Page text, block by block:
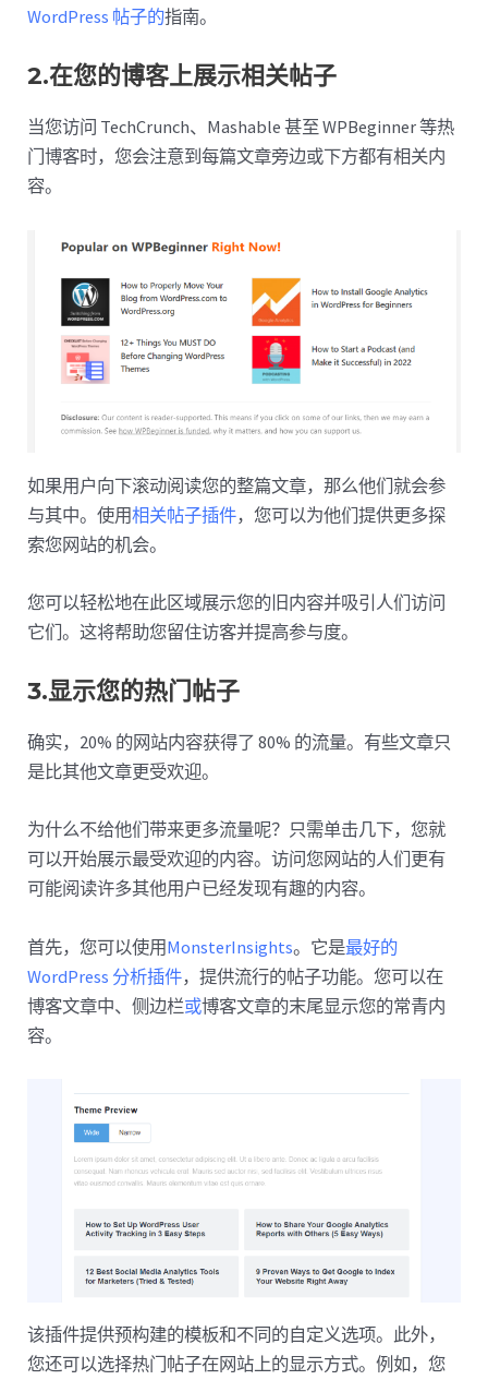
WordPress 帖子的指南。
2.在您的博客上展示相关帖子
当您访问 TechCrunch、Mashable 甚至 WPBeginner 等热
门博客时，您会注意到每篇文章旁边或下方都有相关内
容。
如果用户向下滚动阅读您的整篇文章，那么他们就会参
与其中。使用相关帖子插件，您可以为他们提供更多探
索您网站的机会。
您可以轻松地在此区域展示您的旧内容并吸引人们访问
它们。这将帮助您留住访客并提高参与度。
3.显示您的热门帖子
确实，20% 的网站内容获得了 80% 的流量。有些文章只
是比其他文章更受欢迎。
为什么不给他们带来更多流量呢？只需单击几下，您就
可以开始展示最受欢迎的内容。访问您网站的人们更有
可能阅读许多其他用户已经发现有趣的内容。
首先，您可以使用MonsterInsights。它是最好的
WordPress 分析插件，提供流行的帖子功能。您可以在
博客文章中、侧边栏或博客文章的末尾显示您的常青内
容。
该插件提供预构建的模板和不同的自定义选项。此外，
您还可以选择热门帖子在网站上的显示方式。例如，您